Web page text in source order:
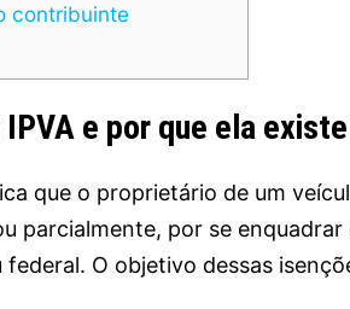
contribuinte
e por que ela existe
que o proprietário de um
parcialmente, por se
federal. O objetivo dessas